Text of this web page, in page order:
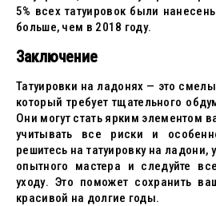
5% всех татуировок были
больше, чем в 2018 году.
Заключение
Татуировки на ладонях — это
который требует тщательного
Они могут стать ярким элементом
учитывать все риски и
решитесь на татуировку на ладони,
опытного мастера и следуйте
уходу. Это поможет сохранить
красивой на долгие годы.